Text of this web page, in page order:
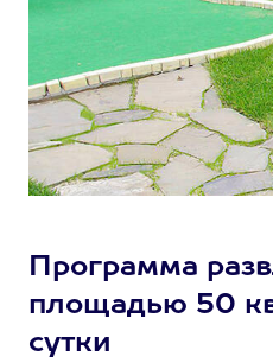
Программа
площадью 50
сутки